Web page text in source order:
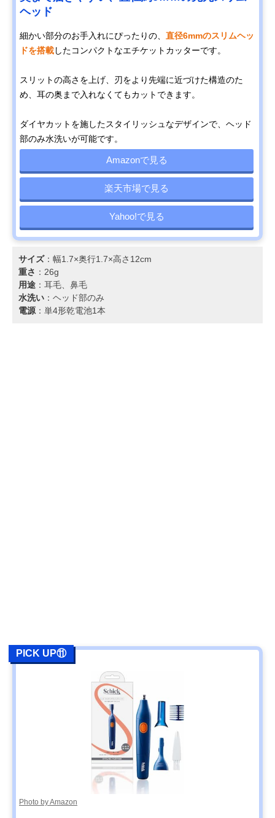
ヘッド
細かい部分のお手入れにぴったりの、 直径6mmのスリムヘッ
ドを搭載したコンパクトなエチケットカッターです。
スリットの高さを上げ、刃をより先端に近づけた構造のた
め、耳の奥まで入れなくてもカットできます。
ダイヤカットを施したスタイリッシュなデザインで、ヘッド
部のみ水洗いが可能です。
Amazonで見る
楽天市場で見る
Yahoo!で見る
サイズ：幅1.7×奥行1.7×高さ12cm
重さ ：26g
用途 ：耳毛、鼻毛
水洗い ：ヘッド部のみ
電源 ：単4形乾電池1本
PICK UP⑪
Photo by Amazon